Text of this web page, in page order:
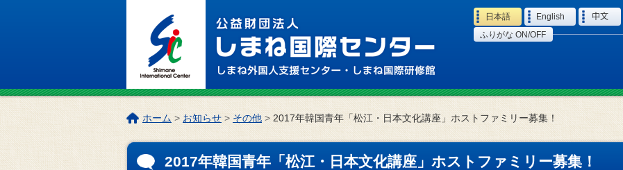
Language
日本語 English 中文
ふりがな ON/OFF
こ
ペ
ホーム > お知らせ > その他 >2017年韓国青年「松江・日本文化講座」ホストファミリー募集！
2017年韓国青年「松江・日本文化講座」ホストファミリー募集！